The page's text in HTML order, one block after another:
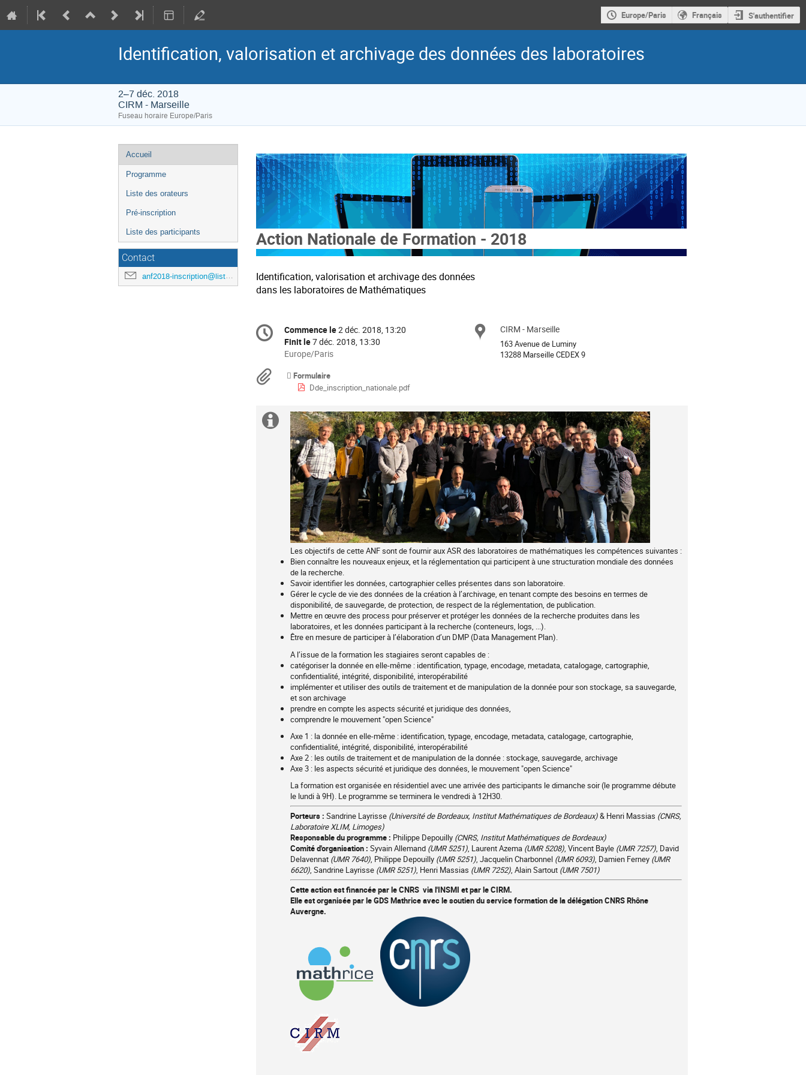
Europe/Paris Français S'authentifier
Identification, valorisation et archivage des données des laboratoires
2–7 déc. 2018
CIRM - Marseille
Fuseau horaire Europe/Paris
Menu
de
l'événement
Accueil
Programme
Liste des orateurs
Pré-inscription
Liste des participants
Contact
anf2018-inscription@listes.mathrice.fr
Action Nationale de Formation - 2018
Identification, valorisation et archivage des données
dans les laboratoires de Mathématiques
Information
de
conférence
Date/Heure
Commence le2 déc. 2018, 13:20
Finit le7 déc. 2018, 13:30
Toutes
horaires
sont
Europe/Paris
Europe/Paris
Site
CIRM - Marseille
163 Avenue de Luminy
13288 Marseille CEDEX 9
Documents
Formulaire
Dde_inscription_nationale.pdf
Information
supplémentaire
Les objectifs de cette ANF sont de fournir aux ASR des laboratoires de mathématiques les compétences suivantes :
Bien connaître les nouveaux enjeux, et la réglementation qui participent à une structuration mondiale des données
de la recherche.
Savoir identifier les données, cartographier celles présentes dans son laboratoire.
Gérer le cycle de vie des données de la création à l’archivage, en tenant compte des besoins en termes de
disponibilité, de sauvegarde, de protection, de respect de la réglementation, de publication.
Mettre en œuvre des process pour préserver et protéger les données de la recherche produites dans les
laboratoires, et les données participant à la recherche (conteneurs, logs, ...).
Être en mesure de participer à l’élaboration d’un DMP (Data Management Plan).
Objectifs
pédagogiques
A l’issue de la formation les stagiaires seront capables de :
catégoriser la donnée en elle-même : identification, typage, encodage, metadata, catalogage, cartographie,
confidentialité, intégrité, disponibilité, interopérabilité
implémenter et utiliser des outils de traitement et de manipulation de la donnée pour son stockage, sa sauvegarde,
et son archivage
prendre en compte les aspects sécurité et juridique des données,
comprendre le mouvement "open Science"
Les
grands
axes
du
programme
Axe 1 : la donnée en elle-même : identification, typage, encodage, metadata, catalogage, cartographie,
confidentialité, intégrité, disponibilité, interopérabilité
Axe 2 : les outils de traitement et de manipulation de la donnée : stockage, sauvegarde, archivage
Axe 3 : les aspects sécurité et juridique des données, le mouvement "open Science"
Informations
pratiques
La formation est organisée en résidentiel avec une arrivée des participants le dimanche soir (le programme débute
le lundi à 9H). Le programme se terminera le vendredi à 12H30.
Porteurs : Sandrine Layrisse (Université de Bordeaux, Institut Mathématiques de Bordeaux)& Henri Massias (CNRS,
Laboratoire XLIM, Limoges)
Responsable du programme : Philippe Depouilly (CNRS, Institut Mathématiques de Bordeaux)
Comité d'organisation : Syvain Allemand (UMR 5251), Laurent Azema (UMR 5208), Vincent Bayle (UMR 7257), David
Delavennat (UMR 7640), Philippe Depouilly (UMR 5251), Jacquelin Charbonnel (UMR 6093), Damien Ferney (UMR
6620), Sandrine Layrisse (UMR 5251), Henri Massias (UMR 7252), Alain Sartout (UMR 7501)
Cette action est financée par le CNRS via l'INSMI et par le CIRM.
Elle est organisée par le GDS Mathrice avec le soutien du service formation de la délégation CNRS Rhône
Auvergne.